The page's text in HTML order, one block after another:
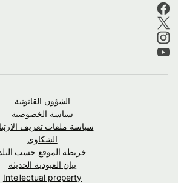
الشؤون القانونية
سياسة الخصوصية
سياسة ملفات تعريف الارتباط
الشكاوى
خريطة الموقع حسب البلد
بيان العبودية الحديثة
Intellectual property